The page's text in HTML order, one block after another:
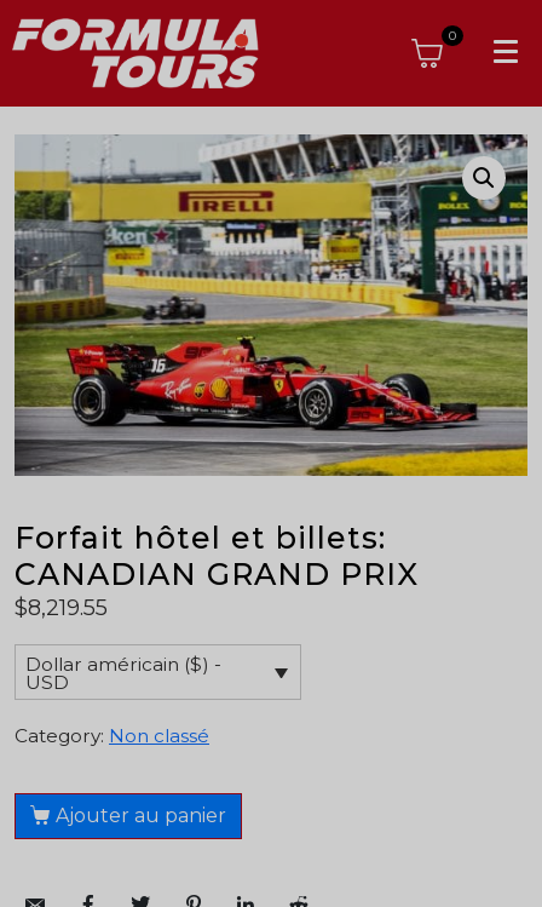
0
Forfait hôtel et billets:
CANADIAN GRAND PRIX
$8,219.55
Dollar américain ($) -
USD
Category: Non classé
Ajouter au panier